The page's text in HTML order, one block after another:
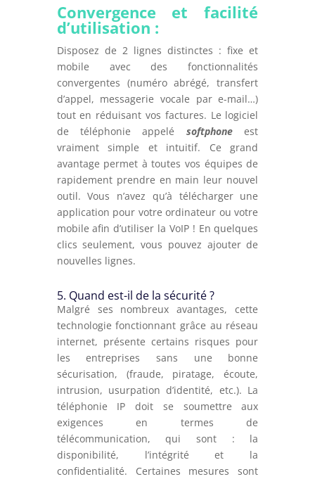
Convergence et facilité
d’utilisation :
Disposez de 2 lignes distinctes : fixe et
mobile avec des fonctionnalités
convergentes (numéro abrégé, transfert
d’appel, messagerie vocale par e-mail…)
tout en réduisant vos factures. Le logiciel
de téléphonie appelé softphoneest
vraiment simple et intuitif. Ce grand
avantage permet à toutes vos équipes de
rapidement prendre en main leur nouvel
outil. Vous n’avez qu’à télécharger une
application pour votre ordinateur ou votre
mobile afin d’utiliser la VoIP ! En quelques
clics seulement, vous pouvez ajouter de
nouvelles lignes.
5. Quand est-il de la sécurité ?
Malgré ses nombreux avantages, cette
technologie fonctionnant grâce au réseau
internet, présente certains risques pour
les entreprises sans une bonne
sécurisation, (fraude, piratage, écoute,
intrusion, usurpation d’identité, etc.). La
téléphonie IP doit se soumettre aux
exigences en termes de
télécommunication, qui sont : la
disponibilité, l’intégrité et la
confidentialité. Certaines mesures sont